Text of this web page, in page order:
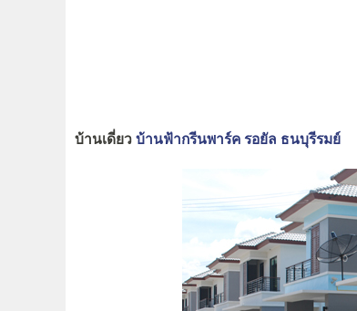
บ้านเดี่ยว บ้านฟ้ากรีนพาร์ค รอยัล ธนบุรีรมย์